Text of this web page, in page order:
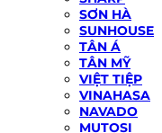
SƠN HÀ
SUNHOUSE
TÂN Á
TÂN MỸ
VIỆT TIỆP
VINAHASA
NAVADO
MUTOSI